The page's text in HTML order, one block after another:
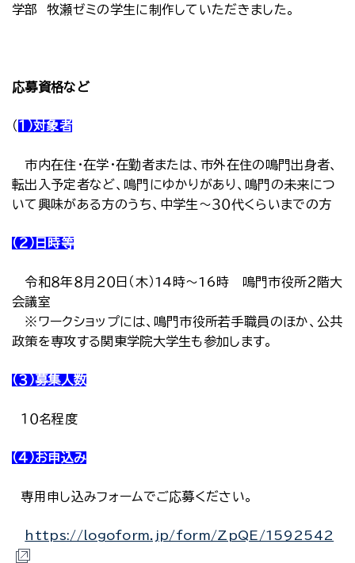
学部 牧瀬ゼミの学生に制作していただきました。
応募資格など
（ １）対象者
市内在住・在学・在勤者または、市外在住の鳴門出身者、
転出入予定者など、鳴門にゆかりがあり、鳴門の未来につ
いて興味がある方のうち、中学生～３０代くらいまでの方
（２）日時等
令和８年８月２０日（木）14時～16時 鳴門市役所２階大
会議室
※ワークショップには、鳴門市役所若手職員のほか、公共
政策を専攻する関東学院大学生も参加します。
（３）募集人数
１０名程度
（４）お申込み
専用申し込みフォームでご応募ください。
https://logoform.jp/form/ZpQE/1592542